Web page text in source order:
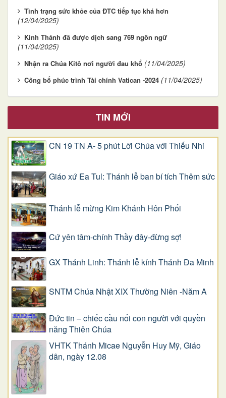
Tình trạng sức khỏe của ĐTC tiếp tục khá hơn
(12/04/2025)
Kinh Thánh đã được dịch sang 769 ngôn ngữ
(11/04/2025)
Nhận ra Chúa Kitô nơi người đau khổ (11/04/2025)
Công bố phúc trình Tài chính Vatican -2024 (11/04/2025)
TIN MỚI
CN 19 TN A- 5 phút Lời Chúa với Thiếu Nhi
Giáo xứ Ea Tul: Thánh lễ ban bí tích Thêm sức
Thánh lễ mừng Kim Khánh Hôn Phối
Cứ yên tâm-chính Thầy đây-đừng sợ!
GX Thánh Linh: Thánh lễ kính Thánh Đa Minh
SNTM Chúa Nhật XIX Thường Niên -Năm A
Đức tin – chiếc cầu nối con người với quyền
năng Thiên Chúa
VHTK Thánh Micae Nguyễn Huy Mỹ, Giáo
dân, ngày 12.08